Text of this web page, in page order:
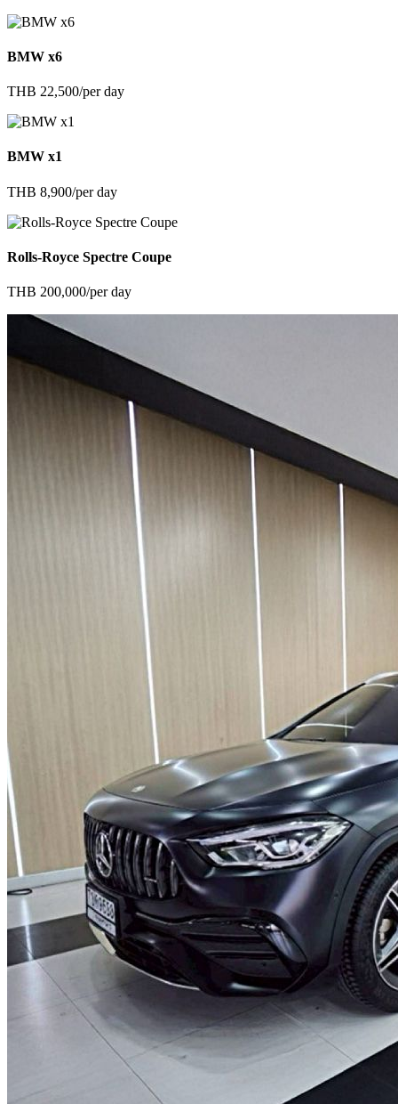
BMW x6
THB 22,500/per day
BMW x1
THB 8,900/per day
Rolls-Royce Spectre Coupe
THB 200,000/per day